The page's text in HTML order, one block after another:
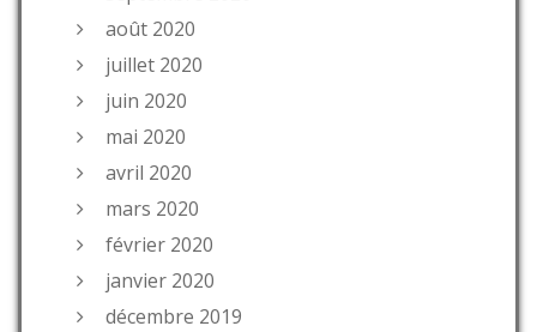
août 2020
juillet 2020
juin 2020
mai 2020
avril 2020
mars 2020
février 2020
janvier 2020
décembre 2019